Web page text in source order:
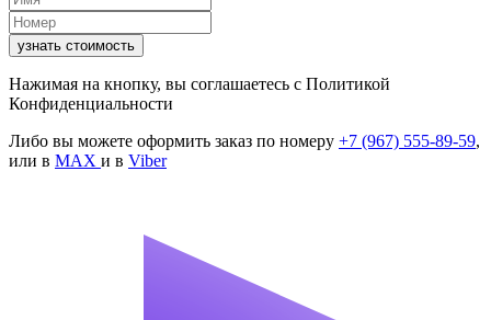
узнать стоимость
Нажимая на кнопку, вы соглашаетесь с Политикой
Конфиденциальности
Либо вы можете оформить заказ по номеру +7 (967) 555-89-59,
или в MAX и в Viber